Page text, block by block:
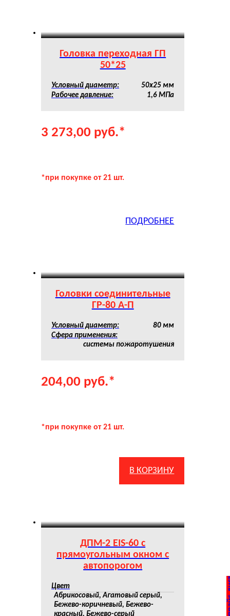
Головка переходная ГП
50*25
Условный диаметр:
50х25 мм
Рабочее давление:
1,6 МПа
3 273,00 руб.*
*при покупке от 21 шт.
ПОДРОБНЕЕ
Головки соединительные
ГР-80 А-П
Условный диаметр:
80 мм
Сфера применения:
системы пожаротушения
204,00 руб.*
*при покупке от 21 шт.
В КОРЗИНУ
ДПМ-2 EIS-60 с
прямоугольным окном с
автопорогом
Цвет
Абрикосовый, Агатовый серый,
Бежево-коричневый, Бежево-
красный, Бежево-серый